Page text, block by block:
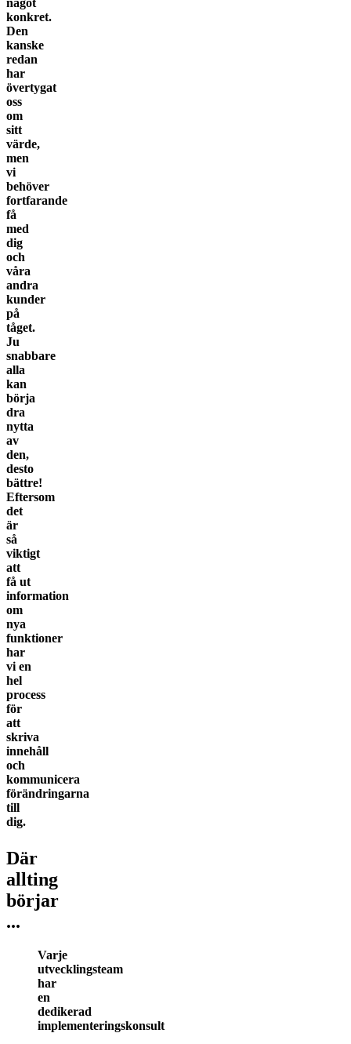
konkret.
Den
kanske
redan
har
övertygat
oss
om
sitt
värde,
men
vi
behöver
fortfarande
få
med
dig
och
våra
andra
kunder
på
tåget.
Ju
snabbare
alla
kan
börja
dra
nytta
av
den,
desto
bättre!
Eftersom
det
är
så
viktigt
att
få ut
information
om
nya
funktioner
har
vi en
hel
process
för
att
skriva
innehåll
och
kommunicera
förändringarna
till
dig.
Där
allting
börjar
...
Varje
utvecklingsteam
har
en
dedikerad
implementeringskonsult